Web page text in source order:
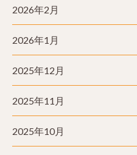
2026年2月
2026年1月
2025年12月
2025年11月
2025年10月